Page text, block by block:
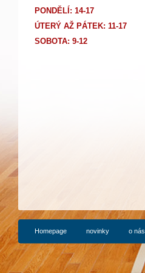
PONDĚLÍ: 14-17
ÚTERÝ AŽ PÁTEK: 11-17
SOBOTA: 9-12
Homepage novinky o nás